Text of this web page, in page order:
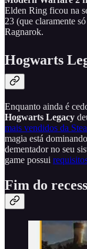
Elden Ring ficou na
23 (que claramente
Ragnarok.
Hogwarts
Enquanto ainda é
Hogwarts Legacy
mais vendidos da
magia está
dementador no seu
game possui
Fim do